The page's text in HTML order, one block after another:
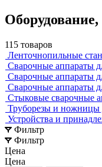
115 товаров
Ленточнопильные
Сварочные аппараты
Сварочные аппараты
Сварочные аппараты
Стыковые сварочные
Труборезы и ножницы
Устройства и
Фильтр
Фильтр
Цена
Цена